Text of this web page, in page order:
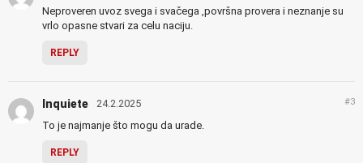
Neproveren uvoz svega i svačega ,površna provera i neznanje su
vrlo opasne stvari za celu naciju.
REPLY
Inquiete 24.2.2025 #3
To je najmanje što mogu da urade.
REPLY